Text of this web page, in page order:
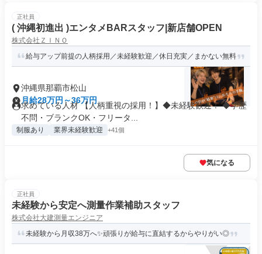
正社員
( 沖縄初進出 )エンタメBARスタッフ|新店舗OPEN
株式会社ＺＩＮＯ
給与アップ前提の人柄採用／未経験歓迎／休日充実／まかない無料
沖縄県那覇市松山
月給28万円～36万円
求めている人材 【人柄重視の採用！】◆未経験歓迎！ ◆学歴
不問・ブランクOK・フリータ...
制服あり 業界未経験歓迎 +41個
気になる
正社員
未経験から安定へ測量作業補助スタッフ
株式会社大建測量エンジニア
未経験から月収38万へ✨頑張りが給与に直結するからやりがい◎